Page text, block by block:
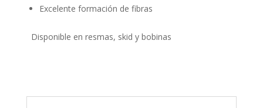
Excelente formación de fibras
Disponible en resmas, skid y bobinas